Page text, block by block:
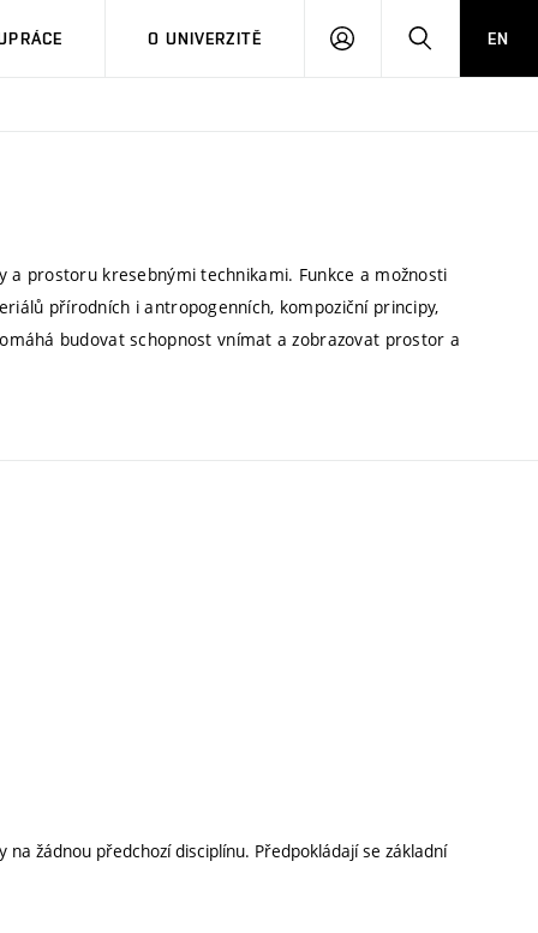
O UNIVERZITĚ
PŘIHLÁSIT HLEDATEN
a prostoru kresebnými technikami. Funkce a možnosti
přírodních i antropogenních, kompoziční principy,
budovat schopnost vnímat a zobrazovat prostor a
žádnou předchozí disciplínu. Předpokládají se základní